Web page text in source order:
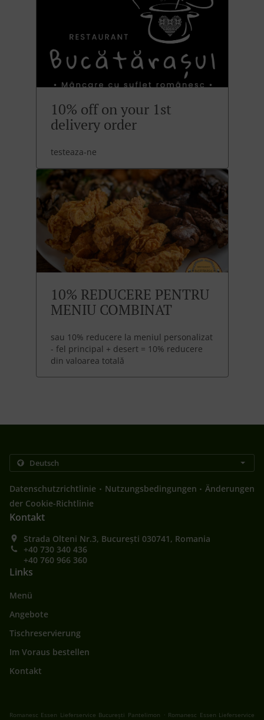
10% off on your 1st
delivery order
testeaza-ne
10% REDUCERE PENTRU
MENIU COMBINAT
sau 10% reducere la meniul personalizat
- fel principal + desert = 10% reducere
din valoarea totală
Datenschutzrichtlinie . Nutzungsbedingungen . Änderungen
der Cookie-Richtlinie
Kontakt
Strada Olteni Nr.3, București 030741, Romania
+40 730 340 436
+40 760 966 360
Links
Menü
Angebote
Tischreservierung
Im Voraus bestellen
Kontakt
Romanesc Essen Lieferservice București Pantelimon . Romanesc Essen Lieferservice